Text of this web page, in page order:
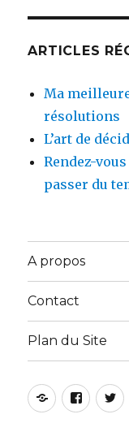
ARTICLES
Ma
résolutions
L’art de
Rendez-
passer du
A propos
Contact
Plan du Site
Yelp